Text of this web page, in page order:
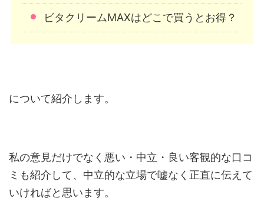
ビタクリームMAXはどこで買うとお得？
について紹介します。
私の意見だけでなく悪い・中立・良い客観的な口コ
ミも紹介して、中立的な立場で嘘なく正直に伝えて
いければと思います。